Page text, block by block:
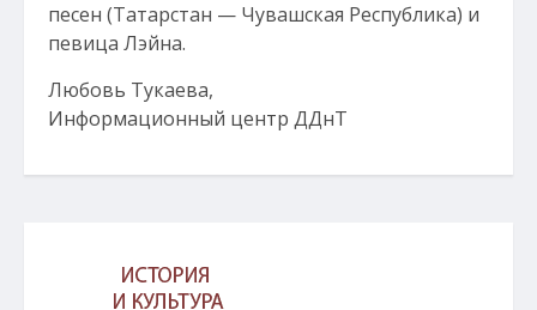
песен (Татарстан — Чувашская Республика) и
певица Лэйна.
Любовь Тукаева,
Информационный центр ДДнТ